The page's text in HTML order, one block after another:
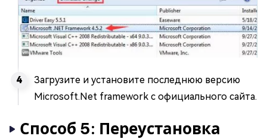
Загрузите и установите последнюю версию
Microsoft.Net framework с официального сайта.
Способ 5: Переустановка